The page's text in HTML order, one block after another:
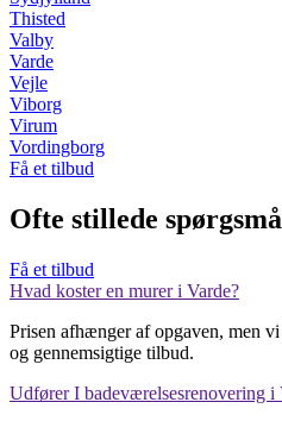
Thisted
Valby
Varde
Vejle
Viborg
Virum
Vordingborg
Få et tilbud
Ofte stillede
Få et tilbud
Hvad koster en murer i Varde?
Prisen afhænger af opgaven, men
og gennemsigtige tilbud.
Udfører I badeværelsesrenovering i